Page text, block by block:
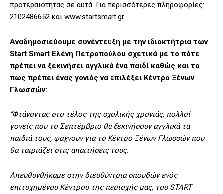
προτεραιότητας σε αυτά. Για περισσότερες πληροφορίες:
2102486652 και www.startsmart.gr
Αναδημοσιεύουμε συνέντευξη με την ιδιοκτήτρια των
Start Smart Ελένη Πετροπούλου σχετικά με το πότε
πρέπει να ξεκινήσει αγγλικά ένα παιδί καθώς και το
πως πρέπει ένας γονιός να επιλέξει Κέντρο Ξένων
Γλωσσών:
“Φτάνοντας στο τέλος της σχολικής χρονιάς, πολλοί
γονείς που το Σεπτέμβριο θα ξεκινήσουν αγγλικά τα
παιδιά τους, ψάχνουν για το Κέντρο Ξένων Γλωσσών που
θα ταιριάζει στις απαιτήσεις τους.
Απευθυνθήκαμε στην διευθύντρια σπουδών ενός
επιτυχημένου Κέντρου της περιοχής μας, του START